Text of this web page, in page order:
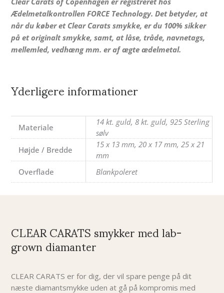
Ædelmetalkontrollen FORCE Technology. Det betyder, at
når du køber et Clear Carats smykke, er du 100% sikker
på et originalt smykke, samt, at låse, tråde, navnetags,
mellemled, vedhæng mm. er af ægte ædelmetal.
Yderligere informationer
Materiale
14 kt. guld, 8 kt. guld, 925 Sterling
sølv
Højde / Bredde
15 x 13 mm, 20 x 17 mm, 25 x 21
mm
Overflade
Blankpoleret
CLEAR CARATS smykker med lab-
grown diamanter
CLEAR CARATS er for dig, der vil spare penge på dit
næste diamantsmykke uden at gå på kompromis med